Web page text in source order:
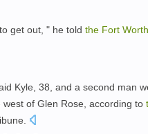
get out, " he told the Fort Worth
Kyle, 38, and a second man
of Glen Rose, according to